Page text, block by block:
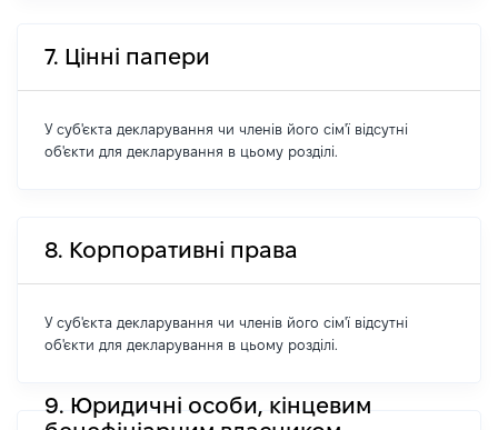
7. Цінні папери
У суб'єкта декларування чи членів його сім'ї відсутні
об'єкти для декларування в цьому розділі.
8. Корпоративні права
У суб'єкта декларування чи членів його сім'ї відсутні
об'єкти для декларування в цьому розділі.
9. Юридичні особи, кінцевим